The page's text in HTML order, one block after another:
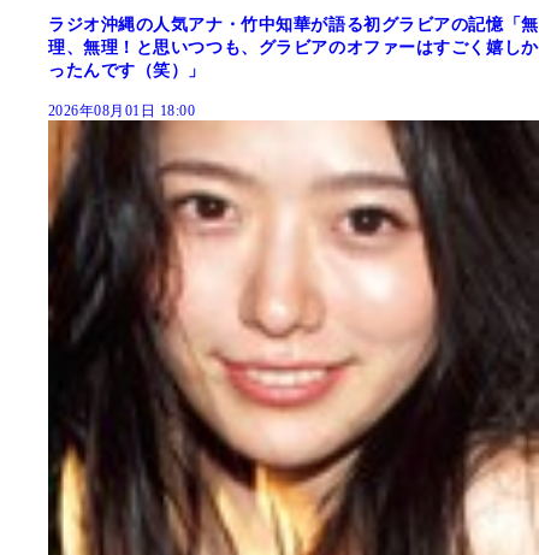
ラジオ沖縄の人気アナ・竹中知華が語る初グラビアの記憶「無
理、無理！と思いつつも、グラビアのオファーはすごく嬉しか
ったんです（笑）」
2026年08月01日 18:00